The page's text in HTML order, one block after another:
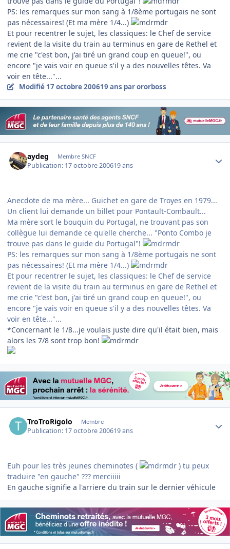
PS: les remarques sur mon sang à 1/8ème portugais ne sont
pas nécessaires! (Et ma mère 1/4...)
Et pour recentrer le sujet, les classiques: le Chef de service
revient de la visite du train au terminus en gare de Rethel et
me crie "c'est bon, j'ai tiré un grand coup en queue!", ou
encore "je vais voir en queue s'il y a des nouvelles têtes. Va
voir en tête..."...
Modifié 17 octobre 200619 ans par ororboss
aydeg Membre SNCF
Publication: 17 octobre 200619 ans
Anecdote de ma mère... Guichet en gare de Troyes en 1979...
Un client lui demande un billet pour Pontault-Combault...
Ma mère sort le bouquin du Portugal, ne trouvant pas son
collègue lui demande ce qu'elle cherche... "Ponto Combo je
trouve pas dans le guide du Portugal"!
PS: les remarques sur mon sang à 1/8ème portugais ne sont
pas nécessaires! (Et ma mère 1/4...)
Et pour recentrer le sujet, les classiques: le Chef de service
revient de la visite du train au terminus en gare de Rethel et
me crie "c'est bon, j'ai tiré un grand coup en queue!", ou
encore "je vais voir en queue s'il y a des nouvelles têtes. Va
voir en tête..."...
*Concernant le 1/8...je voulais juste dire qu'il était bien, mais
alors les 7/8 sont trop bon!
TroTroRigolo Membre
Publication: 17 octobre 200619 ans
Euh pour les très jeunes cheminotes (
) tu peux
traduire "en gauche" ??? merciiiii
En gauche signifie a l'arriere du train sur le dernier véhicule